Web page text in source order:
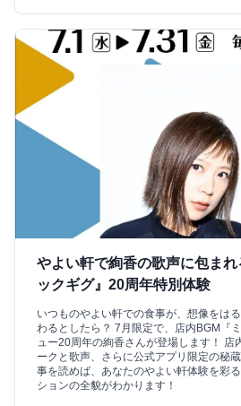
やよい軒で絢香の歌声に包ま
ックギグ』20周年特別体験
いつものやよい軒での食事が、想像をは
わるとしたら？ 7月限定で、店内BGM『
ュー20周年の絢香さんが登場します！ 店
ークと歌声、さらに公式アプリ限定の秘
事を読めば、あなたのやよい軒体験を彩
ションの全貌がわかります！